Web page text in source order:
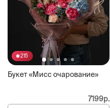
215
Букет «Мисс очарование»
7199р.